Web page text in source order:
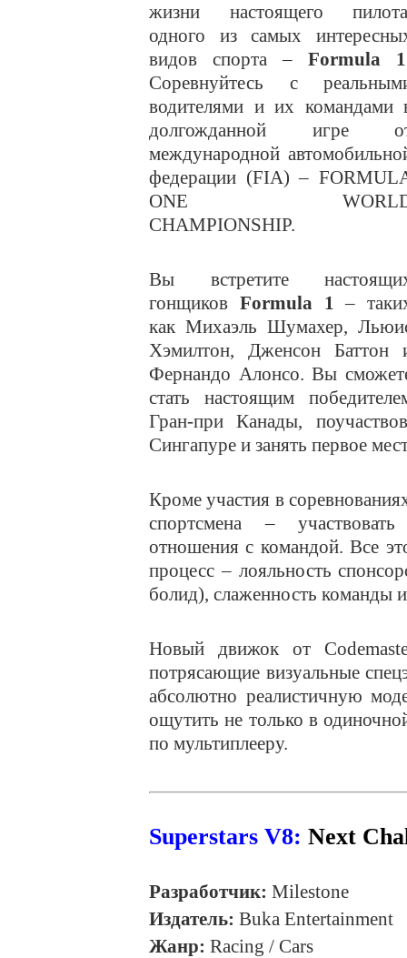
жизни настоящего
одного из самых
видов спорта – Formula 1
Соревнуйтесь с
водителями и их командами
долгожданной игре
международной
федерации (FIA) –
ONE
CHAMPIONSHIP.
Вы встретите
гонщиков Formula 1 –
как Михаэль Шумахер,
Хэмилтон, Дженсон Баттон
Фернандо Алонсо. Вы
стать настоящим
Гран-при Канады,
Сингапуре и занять первое
Кроме участия в
спортсмена –
отношения с командой. Все
процесс – лояльность
болид), слаженность команды
Новый движок от
потрясающие визуальные
абсолютно реалистичную
ощутить не только в
по мультиплееру.
Superstars V8: Next
Разработчик: Milestone
Издатель: Buka Entertainment
Жанр: Racing / Cars